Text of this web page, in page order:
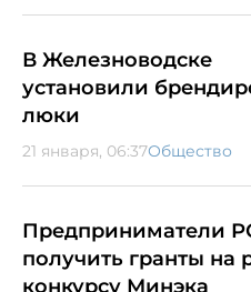
В Железноводске
установили
люки
21 января, 06:37Общество
Предприниматели
получить гранты на
конкурсу Минэка